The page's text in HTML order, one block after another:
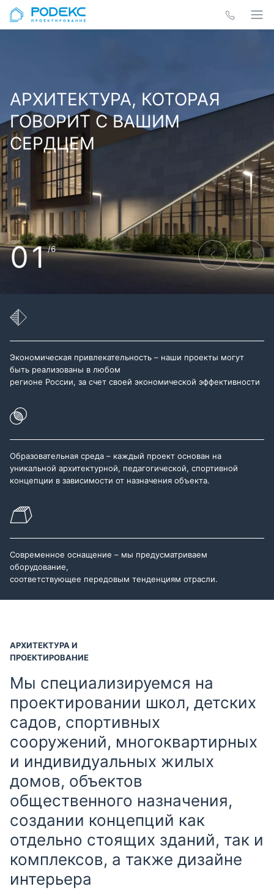
АРХИТЕКТУРА, КОТОРАЯ
ГОВОРИТ С ВАШИМ
СЕРДЦЕМ
01/6
Экономическая привлекательность – наши проекты могут
быть реализованы в любом
регионе России, за счет своей экономической эффективности
Образовательная среда – каждый проект основан на
уникальной архитектурной, педагогической, спортивной
концепции в зависимости от назначения объекта.
Современное оснащение – мы предусматриваем
оборудование,
соответствующее передовым тенденциям отрасли.
АРХИТЕКТУРА И
ПРОЕКТИРОВАНИЕ
Мы специализируемся на
проектировании школ, детских
садов, спортивных
сооружений, многоквартирных
и индивидуальных жилых
домов, объектов
общественного назначения,
создании концепций как
отдельно стоящих зданий, так и
комплексов, а также дизайне
интерьера